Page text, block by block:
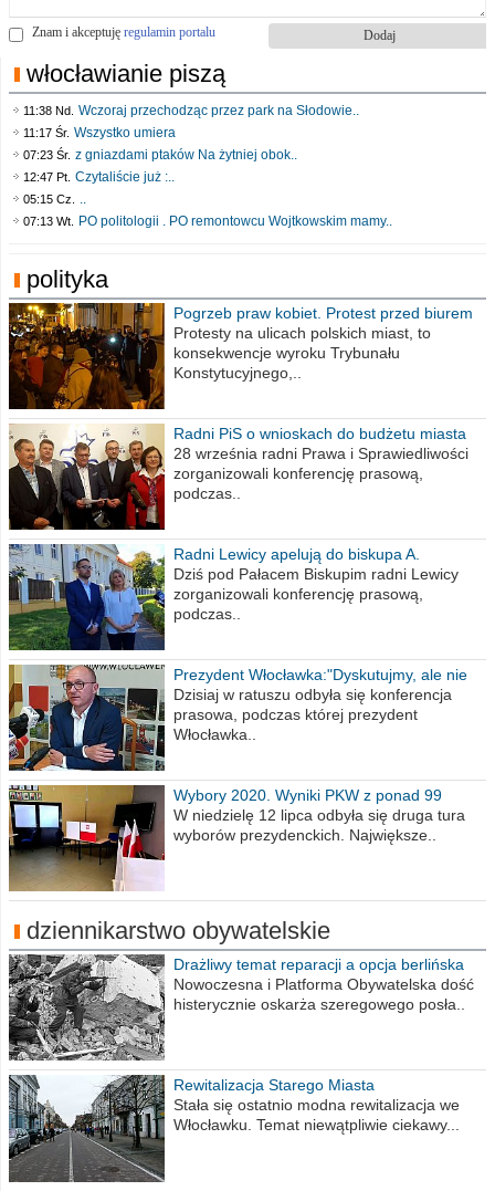
Znam i akceptuję regulamin portalu
włocławianie piszą
11:38 Nd. Wczoraj przechodząc przez park na Słodowie..
11:17 Śr. Wszystko umiera
07:23 Śr. z gniazdami ptaków Na żytniej obok..
12:47 Pt. Czytaliście już :..
05:15 Cz. ..
07:13 Wt. PO politologii . PO remontowcu Wojtkowskim mamy..
polityka
Pogrzeb praw kobiet. Protest przed biurem
poselskim PiS
Protesty na ulicach polskich miast, to
konsekwencje wyroku Trybunału
Konstytucyjnego,..
Radni PiS o wnioskach do budżetu miasta
na 2021 rok
28 września radni Prawa i Sprawiedliwości
zorganizowali konferencję prasową,
podczas..
Radni Lewicy apelują do biskupa A.
Wiesława Meringa
Dziś pod Pałacem Biskupim radni Lewicy
zorganizowali konferencję prasową,
podczas..
Prezydent Włocławka:"Dyskutujmy, ale nie
obrażajmy się”
Dzisiaj w ratuszu odbyła się konferencja
prasowa, podczas której prezydent
Włocławka..
Wybory 2020. Wyniki PKW z ponad 99
procent obwodów
W niedzielę 12 lipca odbyła się druga tura
wyborów prezydenckich. Największe..
dziennikarstwo obywatelskie
Drażliwy temat reparacji a opcja berlińska
Nowoczesna i Platforma Obywatelska dość
histerycznie oskarża szeregowego posła..
Rewitalizacja Starego Miasta
Stała się ostatnio modna rewitalizacja we
Włocławku. Temat niewątpliwie ciekawy...